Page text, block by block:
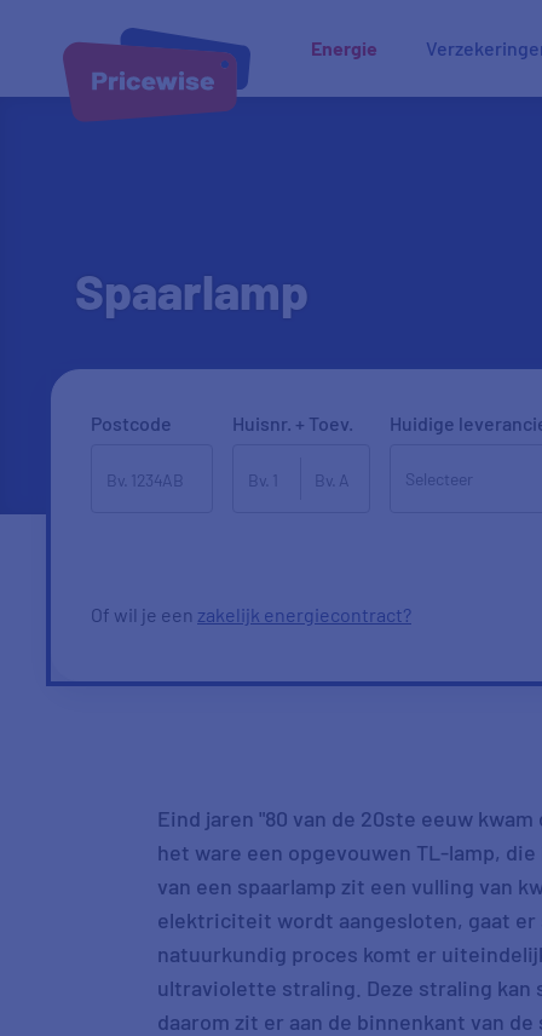
Energie
Spaarlamp
Postcode Huisnr. + Toev. Huidige
Of wil je een zakelijk energiecontract?
Eind jaren "80 van de 20ste eeuw
het ware een opgevouwen TL-lamp,
van een spaarlamp zit een vulling van
elektriciteit wordt aangesloten, gaat er
natuurkundig proces komt er
ultraviolette straling. Deze straling kan
daarom zit er aan de binnenkant van